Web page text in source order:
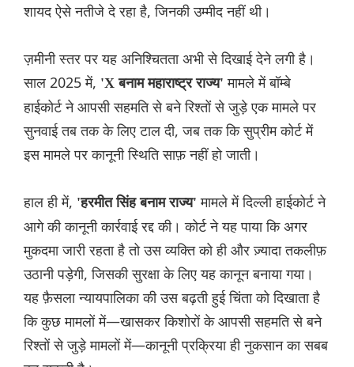
शायद ऐसे नतीजे दे रहा है, जिनकी उम्मीद नहीं थी।
ज़मीनी स्तर पर यह अनिश्चितता अभी से दिखाई देने लगी है।
साल 2025 में, 'X बनाम महाराष्ट्र राज्य'मामले में बॉम्बे
हाईकोर्ट ने आपसी सहमति से बने रिश्तों से जुड़े एक मामले पर
सुनवाई तब तक के लिए टाल दी, जब तक कि सुप्रीम कोर्ट में
इस मामले पर कानूनी स्थिति साफ़ नहीं हो जाती।
हाल ही में, 'हरमीत सिंह बनाम राज्य' मामले में दिल्ली हाईकोर्ट ने
आगे की कानूनी कार्रवाई रद्द की। कोर्ट ने यह पाया कि अगर
मुकदमा जारी रहता है तो उस व्यक्ति को ही और ज़्यादा तकलीफ़
उठानी पड़ेगी, जिसकी सुरक्षा के लिए यह कानून बनाया गया।
यह फ़ैसला न्यायपालिका की उस बढ़ती हुई चिंता को दिखाता है
कि कुछ मामलों में—खासकर किशोरों के आपसी सहमति से बने
रिश्तों से जुड़े मामलों में—कानूनी प्रक्रिया ही नुकसान का सबब